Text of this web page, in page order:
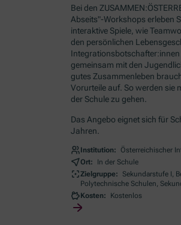
Bei den
Abseits"-Workshops erleben
interaktive Spiele, wie
den persönlichen
gemeinsam mit den
gutes Zusammenleben
Vorurteile auf. So werden sie
der Schule zu gehen.
Das Angebo eignet sich für
Jahren.
Institution:
Österreichischer
Ort:
In der Schule
Zielgruppe:
Sekundarstufe I,
Polytechnische Schulen,
Kosten:
Kostenlos